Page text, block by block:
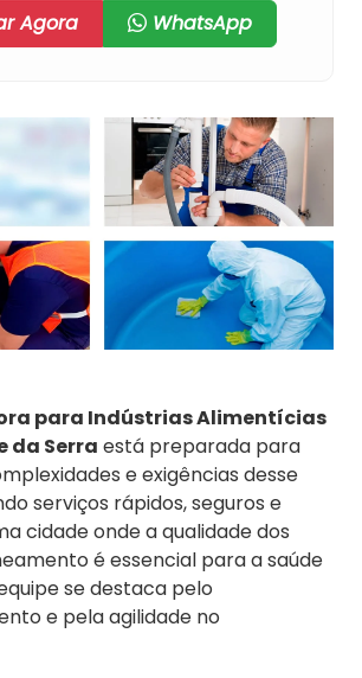
Agora
WhatsApp
para Indústrias Alimentícias
da Serra está preparada para
e exigências desse
serviços rápidos, seguros e
cidade onde a qualidade dos
é essencial para a saúde
se destaca pelo
e pela agilidade no